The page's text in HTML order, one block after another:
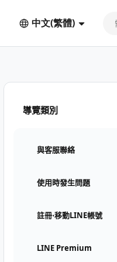
中文(繁體)
導覽類別
與客服聯絡
使用時發生問題
註冊⋅移動LINE帳號
LINE Premium